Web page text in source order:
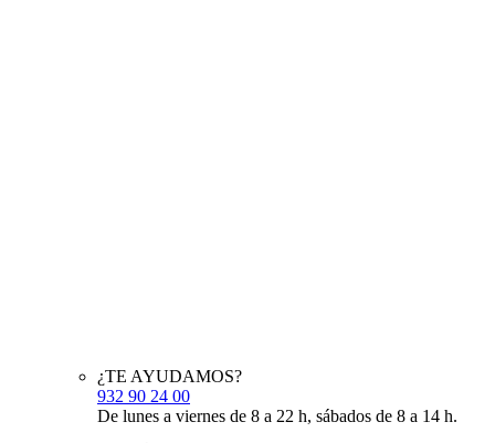
¿TE AYUDAMOS?
932 90 24 00
De lunes a viernes de 8 a 22 h, sábados de 8 a 14 h.